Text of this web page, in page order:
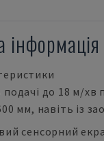
до 18 м/хв
мм, навіть із
сенсорний